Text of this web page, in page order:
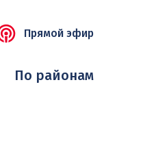
Прямой эфир
По районам